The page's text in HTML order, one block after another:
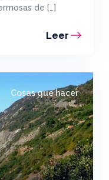
de […]
Leer
Cosas que hacer